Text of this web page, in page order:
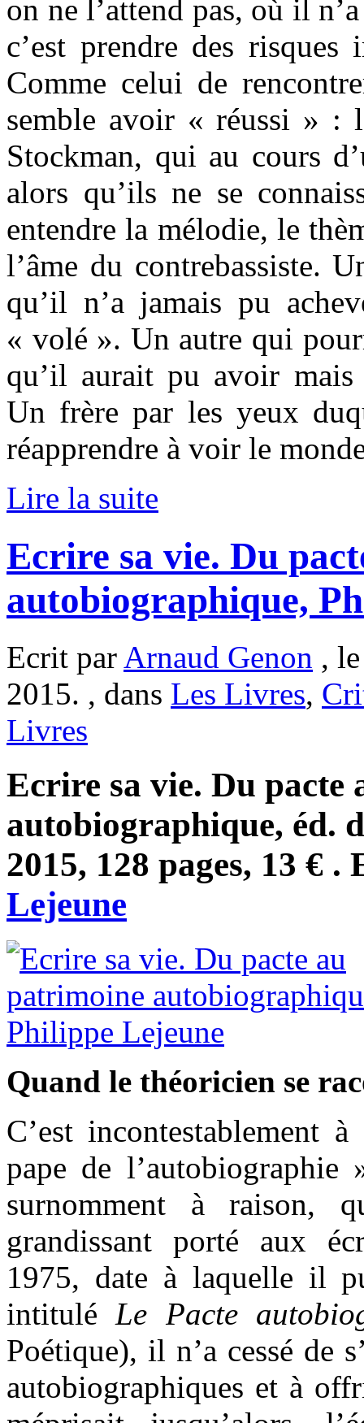
on ne l’attend pas, où il
c’est prendre des risques
Comme celui de
semble avoir « réussi » :
Stockman, qui au cours
alors qu’ils ne se
entendre la mélodie, le
l’âme du contrebassiste.
qu’il n’a jamais pu
« volé ». Un autre qui
qu’il aurait pu avoir
Un frère par les yeux
réapprendre à voir le
Lire la suite
Ecrire sa vie. Du
autobiographique,
Ecrit par Arnaud Genon ,
2015. , dans Les Livres,
Livres
Ecrire sa vie. Du pacte
autobiographique, éd.
2015, 128 pages, 13 €
Lejeune
Quand le théoricien se
C’est incontestablement
pape de
surnomment à raison,
grandissant porté aux
1975, date à laquelle il
intituléLe Pacte
Poétique), il n’a cessé de
autobiographiques et à